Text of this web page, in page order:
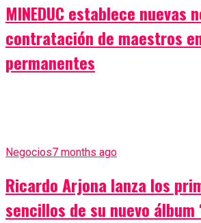
MINEDUC establece nuevas
contratación de maestros
permanentes
Negocios7 months ago
Ricardo Arjona lanza los
sencillos de su nuevo álbum